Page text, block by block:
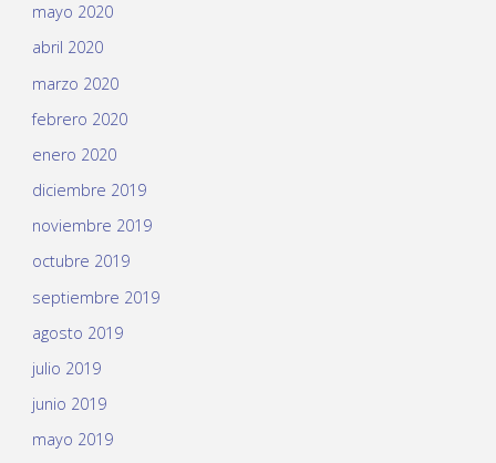
mayo 2020
abril 2020
marzo 2020
febrero 2020
enero 2020
diciembre 2019
noviembre 2019
octubre 2019
septiembre 2019
agosto 2019
julio 2019
junio 2019
mayo 2019